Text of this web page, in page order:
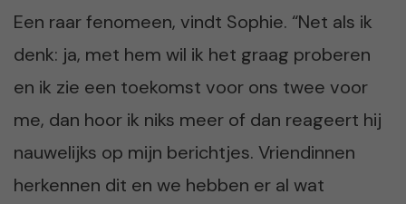
Een raar fenomeen, vindt Sophie. “Net als ik
denk: ja, met hem wil ik het graag proberen
en ik zie een toekomst voor ons twee voor
me, dan hoor ik niks meer of dan reageert hij
nauwelijks op mijn berichtjes. Vriendinnen
herkennen dit en we hebben er al wat